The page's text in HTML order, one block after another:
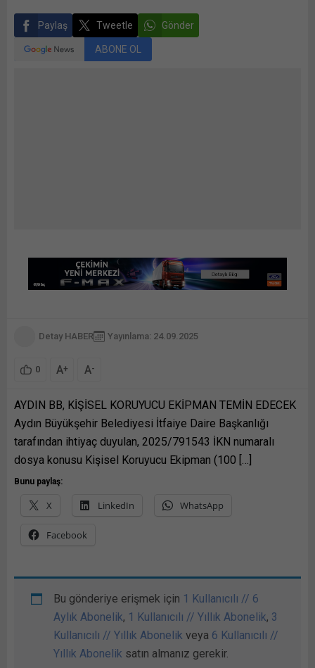
Paylaş Tweetle Gönder
ABONE OL
Detay HABER Yayınlama: 24.09.2025
0 A+ A-
AYDIN BB, KİŞİSEL KORUYUCU EKİPMAN TEMİN EDECEK
Aydın Büyükşehir Belediyesi İtfaiye Daire Başkanlığı
tarafından ihtiyaç duyulan, 2025/791543 İKN numaralı
dosya konusu Kişisel Koruyucu Ekipman (100 […]
Bunu paylaş:
X LinkedIn WhatsApp
Facebook
Bu gönderiye erişmek için 1 Kullanıcılı // 6
Aylık Abonelik, 1 Kullanıcılı // Yıllık Abonelik, 3
Kullanıcılı // Yıllık Abonelik veya 6 Kullanıcılı //
Yıllık Abonelik satın almanız gerekir.